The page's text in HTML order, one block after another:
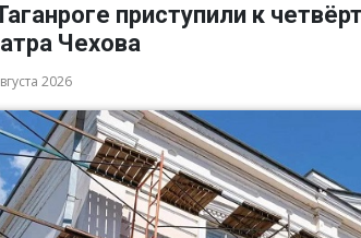
приступили к
Чехова
2026